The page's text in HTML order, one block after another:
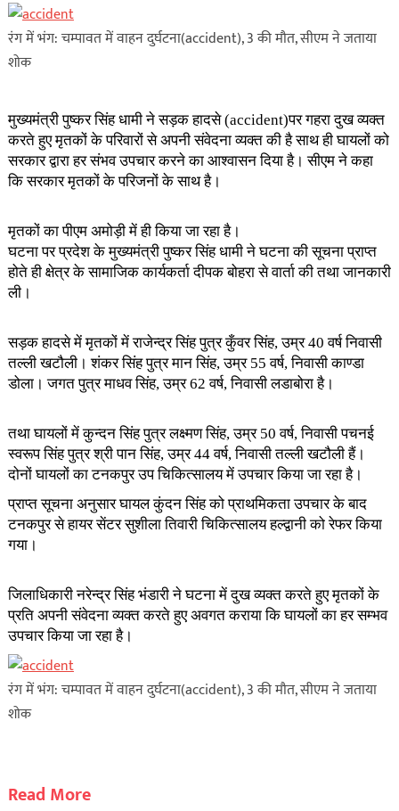
रंग में भंग: चम्पावत में वाहन दुर्घटना(accident), 3 की मौत, सीएम ने जताया
शोक
मुख्यमंत्री पुष्कर सिंह धामी ने सड़क हादसे (accident)पर गहरा दुख व्यक्त
करते हुए मृतकों के परिवारों से अपनी संवेदना व्यक्त की है साथ ही घायलों को
सरकार द्वारा हर संभव उपचार करने का आश्वासन दिया है। सीएम ने कहा
कि सरकार मृतकों के परिजनों के साथ है।
मृतकों का पीएम अमोड़ी में ही किया जा रहा है।
घटना पर प्रदेश के मुख्यमंत्री पुष्कर सिंह धामी ने घटना की सूचना प्राप्त
होते ही क्षेत्र के सामाजिक कार्यकर्ता दीपक बोहरा से वार्ता की तथा जानकारी
ली।
सड़क हादसे में मृतकों में राजेन्द्र सिंह पुत्र कुँवर सिंह, उम्र 40 वर्ष निवासी
तल्ली खटौली। शंकर सिंह पुत्र मान सिंह, उम्र 55 वर्ष, निवासी काण्डा
डोला। जगत पुत्र माधव सिंह, उम्र 62 वर्ष, निवासी लडाबोरा है।
तथा घायलों में कुन्दन सिंह पुत्र लक्ष्मण सिंह, उम्र 50 वर्ष, निवासी पचनई
स्वरूप सिंह पुत्र श्री पान सिंह, उम्र 44 वर्ष, निवासी तल्ली खटौली हैं।
दोनों घायलों का टनकपुर उप चिकित्सालय में उपचार किया जा रहा है।
प्राप्त सूचना अनुसार घायल कुंदन सिंह को प्राथमिकता उपचार के बाद
टनकपुर से हायर सेंटर सुशीला तिवारी चिकित्सालय हल्द्वानी को रेफर किया
गया।
जिलाधिकारी नरेन्द्र सिंह भंडारी ने घटना में दुख व्यक्त करते हुए मृतकों के
प्रति अपनी संवेदना व्यक्त करते हुए अवगत कराया कि घायलों का हर सम्भव
उपचार किया जा रहा है।
रंग में भंग: चम्पावत में वाहन दुर्घटना(accident), 3 की मौत, सीएम ने जताया
शोक
Read More